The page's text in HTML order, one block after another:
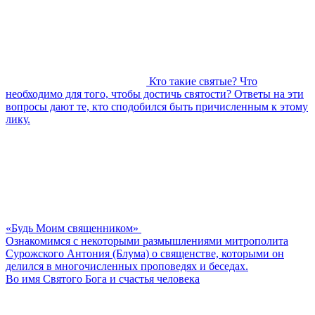
Кто такие святые? Что
необходимо для того, чтобы достичь святости? Ответы на эти
вопросы дают те, кто сподобился быть причисленным к этому
лику.
«Будь Моим священником»
Ознакомимся с некоторыми размышлениями митрополита
Сурожского Антония (Блума) о священстве, которыми он
делился в многочисленных проповедях и беседах.
Во имя Святого Бога и счастья человека